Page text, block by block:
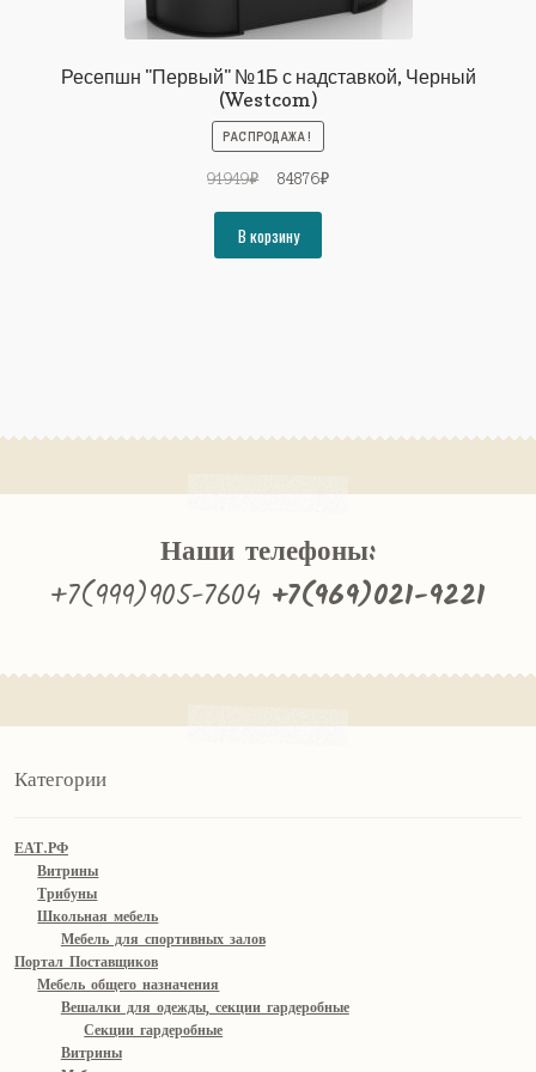
Ресепшн "Первый" №1Б с надставкой, Черный
(Westcom)
РАСПРОДАЖА!
91949₽
Первоначальная
составляла
91949₽.
84876₽Текущая
В корзину
Наши телефоны:
+7(999)905-7604 +7(969)021-9221
Категории
ЕАТ.РФ
Витрины
Трибуны
Школьная мебель
Мебель для спортивных залов
Портал Поставщиков
Мебель общего назначения
Вешалки для одежды, секции гардеробные
Секции гардеробные
Витрины